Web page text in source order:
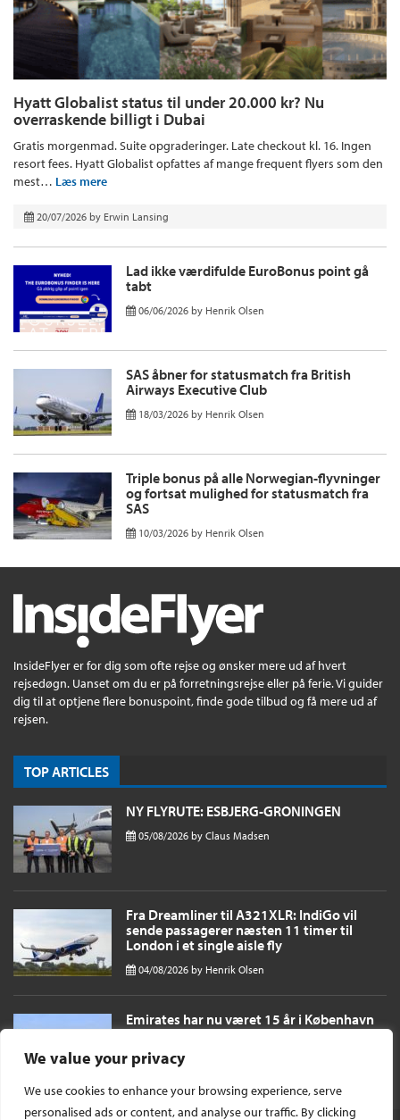
We value your privacy
We use cookies to enhance your browsing experience, serve
personalised ads or content, and analyse our traffic. By clicking
Hyatt Globalist status til under 20.000 kr? Nu
overraskende billigt i Dubai
Gratis morgenmad. Suite opgraderinger. Late checkout kl. 16. Ingen
resort fees. Hyatt Globalist opfattes af mange frequent flyers som den
mest… Læs mere
20/07/2026 by Erwin Lansing
Lad ikke værdifulde EuroBonus point gå
tabt
06/06/2026 by Henrik Olsen
SAS åbner for statusmatch fra British
Airways Executive Club
18/03/2026 by Henrik Olsen
Triple bonus på alle Norwegian-flyvninger
og fortsat mulighed for statusmatch fra
SAS
10/03/2026 by Henrik Olsen
InsideFlyer er for dig som ofte rejse og ønsker mere ud af hvert
rejsedøgn. Uanset om du er på forretningsrejse eller på ferie. Vi guider
dig til at optjene flere bonuspoint, finde gode tilbud og få mere ud af
rejsen.
TOP ARTICLES
NY FLYRUTE: ESBJERG-GRONINGEN
05/08/2026 by Claus Madsen
Fra Dreamliner til A321XLR: IndiGo vil
sende passagerer næsten 11 timer til
London i et single aisle fly
04/08/2026 by Henrik Olsen
Emirates har nu været 15 år i København
og til oktober fordobles antallet af daglige
afgange